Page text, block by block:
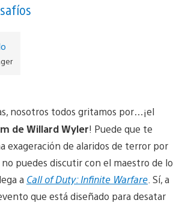
nosotros todos gritamos por…¡el
de Willard Wyler! Puede que te
exageración de alaridos de terror por
puedes discutir con el maestro de lo
a Call of Duty: Infinite Warfare . Sí, a
que está diseñado para desatar